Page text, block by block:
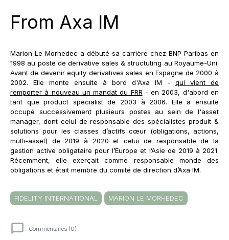
From Axa IM
Marion Le Morhedec a débuté sa carrière chez BNP Paribas en
1998 au poste de derivative sales & structuting au Royaume-Uni.
Avant de devenir equity derivatives sales en Espagne de 2000 à
2002. Elle monte ensuite à bord d'Axa IM - qui vient de
remporter à nouveau un mandat du FRR - en 2003, d'abord en
tant que product specialist de 2003 à 2006. Elle a ensuite
occupé successivement plusieurs postes au sein de l'asset
manager, dont celui de responsable des spécialistes produit &
solutions pour les classes d’actifs cœur (obligations, actions,
multi-asset) de 2019 à 2020 et celui de responsable de la
gestion active obligataire pour l’Europe et l’Asie de 2019 à 2021.
Récemment, elle exerçait comme responsable monde des
obligations et était membre du comité de direction d’Axa IM.
FIDELITY INTERNATIONAL MARION LE MORHEDEC
Commentaires (0)